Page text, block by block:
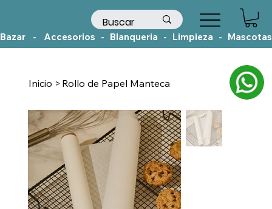
Bazar    -    Accesorios   -   Blanqueria   -   Limpieza   -
Inicio > Rollo de Papel Manteca